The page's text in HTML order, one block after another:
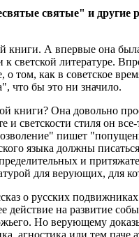
святые" и другие
книги. А впервые она
к светской литературе.
том, как в советское
что бы это ни значило.
книги? Она довольно
и светскости стиля он
пишет
языка должны
и
для верующих, для
о русских
на развитие
Но верующему
агностика или тем